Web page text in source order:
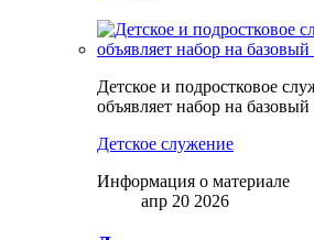
Детское и подростковое
объявляет набор на
Детское служение
Информация о материале
апр 20 2026